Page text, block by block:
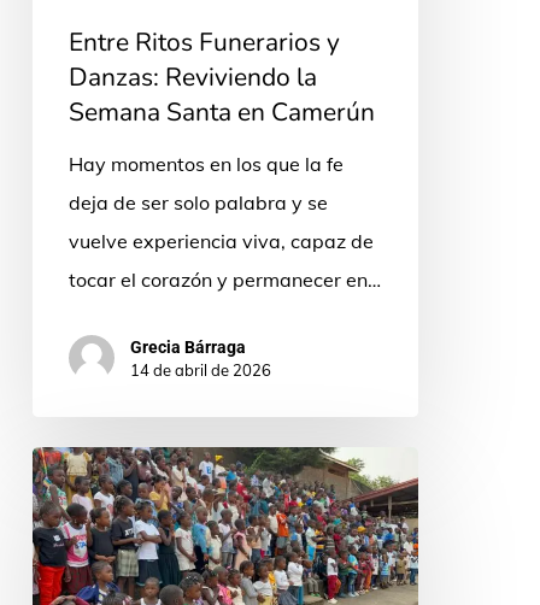
Camerún
Entre Ritos Funerarios y
Danzas: Reviviendo la
Semana Santa en Camerún
Hay momentos en los que la fe
deja de ser solo palabra y se
vuelve experiencia viva, capaz de
tocar el corazón y permanecer en…
Grecia Bárraga
14 de abril de 2026
Epifanía
en
Yaoundé:
cuando